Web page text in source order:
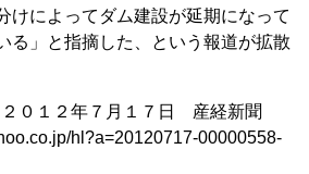
けによってダム建設が延期になって
る」と指摘した、という報道が拡散
０１２年７月１７日 産経新聞
hl?a=20120717-00000558-